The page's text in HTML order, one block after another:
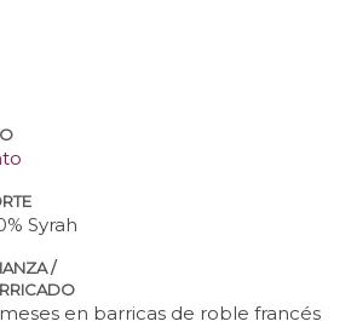
Syrah
/
en barricas de roble francés